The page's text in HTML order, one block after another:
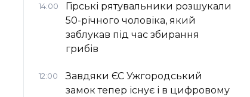
14:00
Гірські рятувальники розшукали
50-річного чоловіка, який
заблукав під час збирання
грибів
12:00
Завдяки ЄС Ужгородський
замок тепер існує і в цифровому